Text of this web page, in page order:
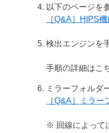
以下のページを
［Q&A］HIPS
検出エンジンを
手順の詳細はこ
ミラーフォルダ
［Q&A］ミラ
※ 回線によって